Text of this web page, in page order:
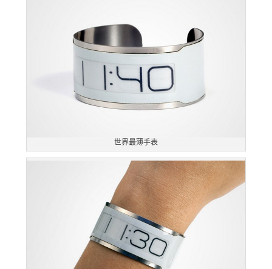
世界最薄手表